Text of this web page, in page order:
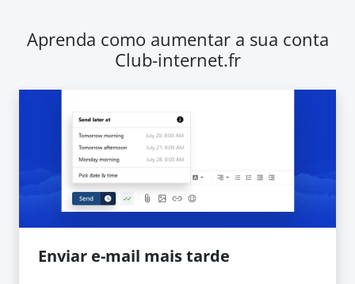
Aprenda como aumentar a sua conta
Club-internet.fr
Enviar e-mail mais tarde